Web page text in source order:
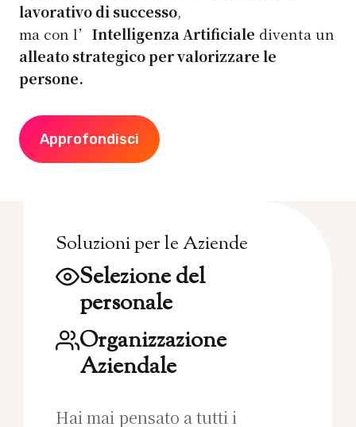
lavorativo di successo,
ma con l’ Intelligenza Artificiale diventa un
alleato strategico per valorizzare le
persone.
Approfondisci
Soluzioni per le Aziende
Selezione del
personale
Organizzazione
Aziendale
Hai mai pensato a tutti i